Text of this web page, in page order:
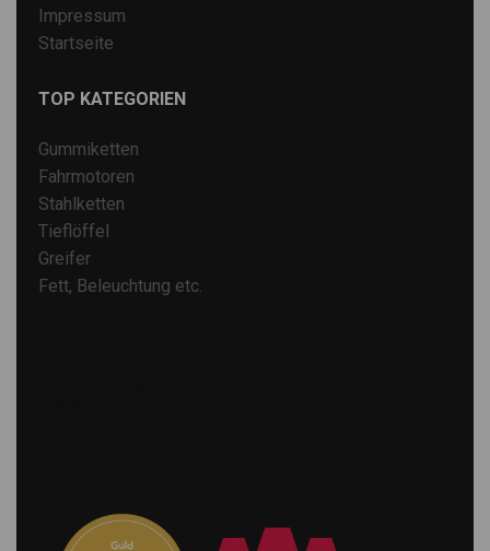
Impressum
Startseite
TOP KATEGORIEN
Gummiketten
Fahrmotoren
Stahlketten
Tieflöffel
Greifer
Fett, Beleuchtung etc.